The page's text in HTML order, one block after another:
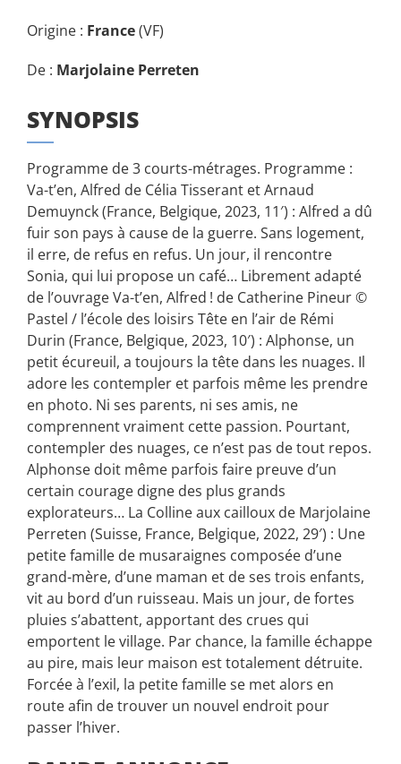
Origine : France(VF)
De : Marjolaine Perreten
SYNOPSIS
Programme de 3 courts-métrages. Programme :
Va-t’en, Alfred de Célia Tisserant et Arnaud
Demuynck (France, Belgique, 2023, 11′) : Alfred a dû
fuir son pays à cause de la guerre. Sans logement,
il erre, de refus en refus. Un jour, il rencontre
Sonia, qui lui propose un café… Librement adapté
de l’ouvrage Va-t’en, Alfred ! de Catherine Pineur ©
Pastel / l’école des loisirs Tête en l’air de Rémi
Durin (France, Belgique, 2023, 10′) : Alphonse, un
petit écureuil, a toujours la tête dans les nuages. Il
adore les contempler et parfois même les prendre
en photo. Ni ses parents, ni ses amis, ne
comprennent vraiment cette passion. Pourtant,
contempler des nuages, ce n’est pas de tout repos.
Alphonse doit même parfois faire preuve d’un
certain courage digne des plus grands
explorateurs… La Colline aux cailloux de Marjolaine
Perreten (Suisse, France, Belgique, 2022, 29′) : Une
petite famille de musaraignes composée d’une
grand-mère, d’une maman et de ses trois enfants,
vit au bord d’un ruisseau. Mais un jour, de fortes
pluies s’abattent, apportant des crues qui
emportent le village. Par chance, la famille échappe
au pire, mais leur maison est totalement détruite.
Forcée à l’exil, la petite famille se met alors en
route afin de trouver un nouvel endroit pour
passer l’hiver.